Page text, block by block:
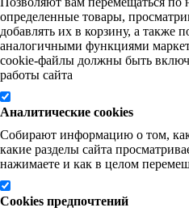
определенные товары,
добавлять их в корзину, а также
аналогичными функциями
cookie-файлы должны быть
работы сайта
Аналитические cookies
Собирают информацию о том,
какие разделы сайта
нажимаете и как в целом
Cookies предпочтений